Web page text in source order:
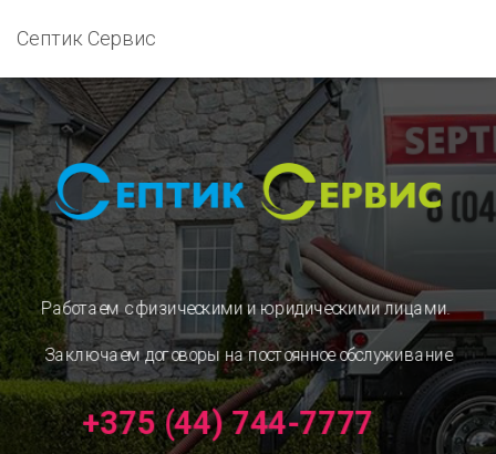
Септик Сервис
Работаем с физическими и юридическими лицами.
Заключаем договоры на постоянное обслуживание
+375 (44) 744-7777